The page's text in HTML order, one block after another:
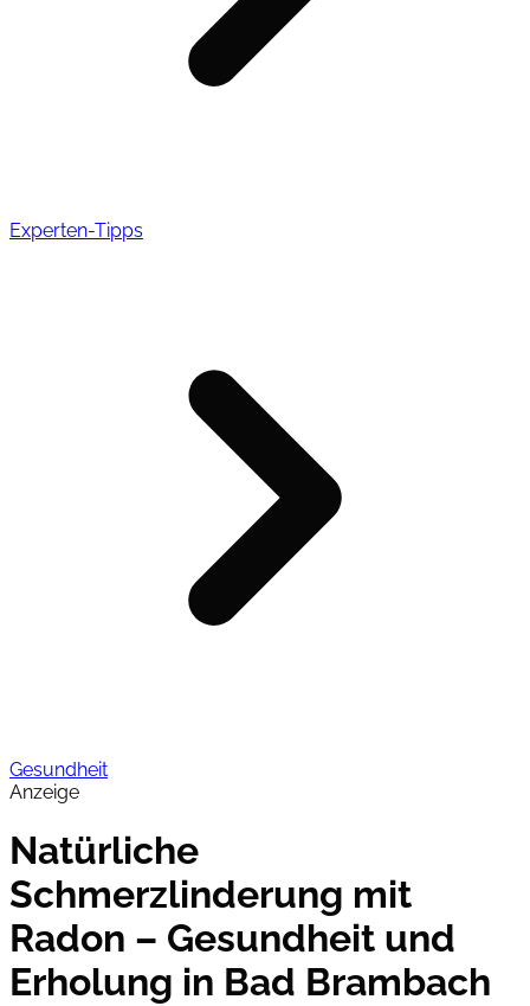
Experten-Tipps
Gesundheit
Anzeige
Natürliche
Schmerzlinderung mit
Radon – Gesundheit und
Erholung in Bad Brambach